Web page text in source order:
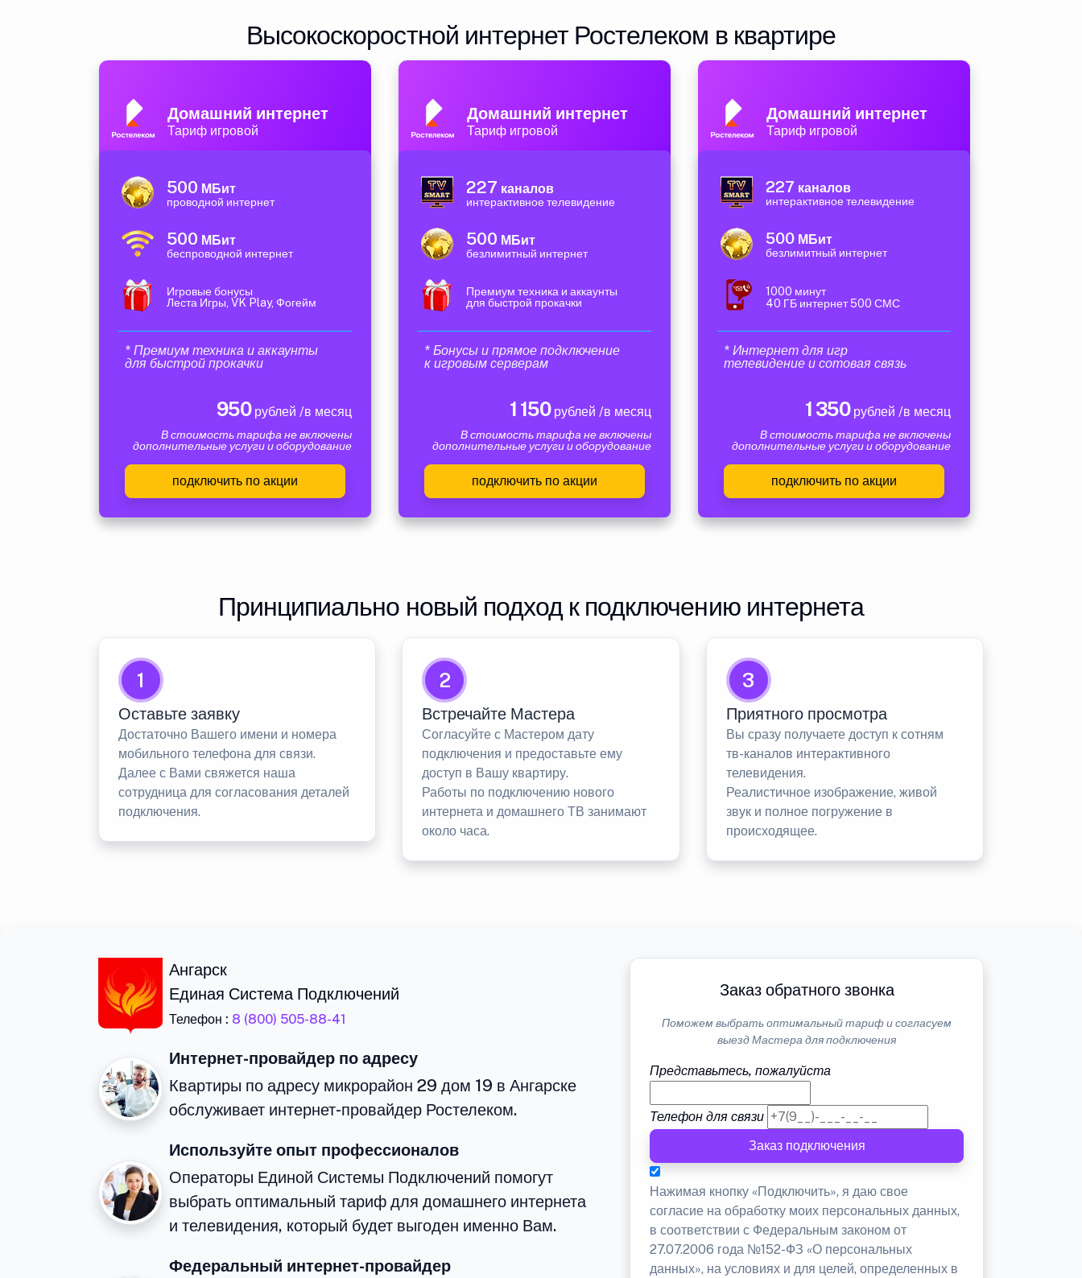
Высокоскоростной интернет Ростелеком в квартире
Домашний интернет
Тариф игровой
500 МБит
проводной интернет
500 МБит
беспроводной интернет
Игровые бонусы
Леста Игры, VK Play, Фогейм
* Премиум техника и аккаунты
для быстрой прокачки
950рублей /в месяц
В стоимость тарифа не включены
дополнительные услуги и оборудование
подключить по акции
Домашний интернет
Тариф игровой
227 каналов
интерактивное телевидение
500 МБит
безлимитный интернет
Премиум техника и аккаунты
для быстрой прокачки
* Бонусы и прямое подключение
к игровым серверам
1 150рублей /в месяц
В стоимость тарифа не включены
дополнительные услуги и оборудование
подключить по акции
Домашний интернет
Тариф игровой
227 каналов
интерактивное телевидение
500 МБит
безлимитный интернет
1000 минут
40 ГБ интернет 500 СМС
* Интернет для игр
телевидение и сотовая связь
1 350рублей /в месяц
В стоимость тарифа не включены
дополнительные услуги и оборудование
подключить по акции
Принципиально новый подход к подключению интернета
1
Оставьте заявку
Достаточно Вашего имени и номера
мобильного телефона для связи.
Далее с Вами свяжется наша
сотрудница для согласования деталей
подключения.
2
Встречайте Мастера
Согласуйте с Мастером дату
подключения и предоставьте ему
доступ в Вашу квартиру.
Работы по подключению нового
интернета и домашнего ТВ занимают
около часа.
3
Приятного просмотра
Вы сразу получаете доступ к сотням
тв-каналов интерактивного
телевидения.
Реалистичное изображение, живой
звук и полное погружение в
происходящее.
Ангарск
Единая Система Подключений
Телефон : 8 (800) 505-88-41
Интернет-провайдер по адресу
Квартиры по адресу микрорайон 29 дом 19 в Ангарске
обслуживает интернет-провайдер Ростелеком.
Используйте опыт профессионалов
Операторы Единой Системы Подключений помогут
выбрать оптимальный тариф для домашнего интернета
и телевидения, который будет выгоден именно Вам.
Федеральный интернет-провайдер
Заказ обратного звонка
Поможем выбрать оптимальный тариф и согласуем
выезд Мастера для подключения
Представьтесь, пожалуйста
Телефон для связи
Заказ подключения
Нажимая кнопку «Подключить», я даю свое
согласие на обработку моих персональных данных,
в соответствии с Федеральным законом от
27.07.2006 года №152-ФЗ «О персональных
данных», на условиях и для целей, определенных в